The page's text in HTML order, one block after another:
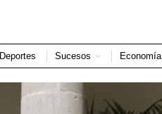
Deportes Sucesos Economía